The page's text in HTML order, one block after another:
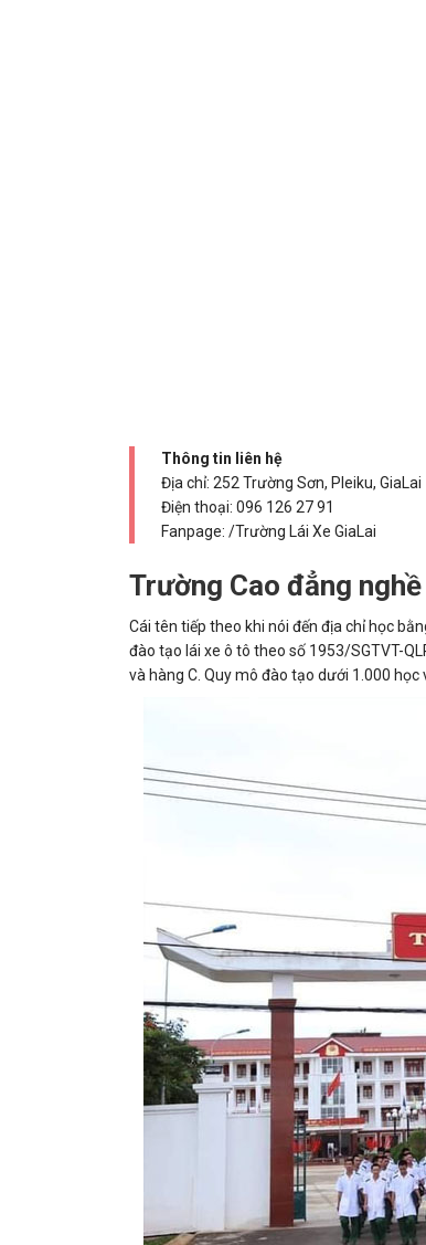
Thông tin liên hệ
Địa chỉ: 252 Trường Sơn, Pleiku, GiaLai
Điện thoại: 096 126 27 91
Fanpage: /Trường Lái Xe GiaLai
Trường Cao đẳng
Cái tên tiếp theo khi nói đến địa chỉ học
đào tạo lái xe ô tô theo số 1953/SGTVT-
và hàng C. Quy mô đào tạo dưới 1.000 học